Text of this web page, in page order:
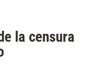
la censura